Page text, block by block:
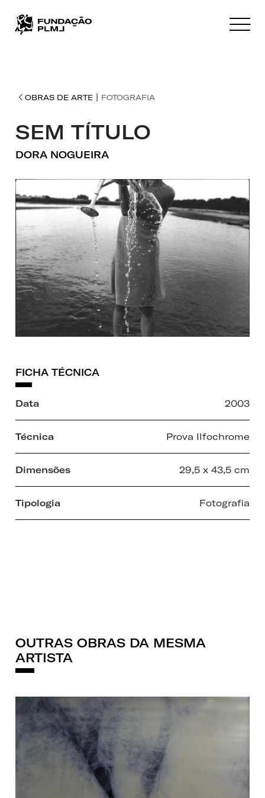
OBRAS DE ARTE| FOTOGRAFIA
SEM TÍTULO
DORA NOGUEIRA
FICHA TÉCNICA
Data 2003
Técnica Prova Ilfochrome
Dimensões 29,5 x 43,5 cm
Tipologia Fotografia
OUTRAS OBRAS DA MESMA
ARTISTA